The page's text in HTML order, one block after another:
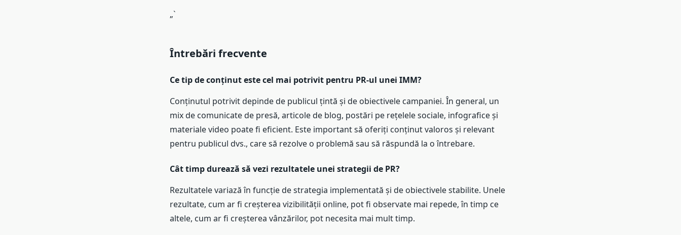
„`
Întrebări frecvente
Ce tip de conținut este cel mai potrivit pentru PR-ul unei IMM?
Conținutul potrivit depinde de publicul țintă și de obiectivele campaniei. În general, un
mix de comunicate de presă, articole de blog, postări pe rețelele sociale, infografice și
materiale video poate fi eficient. Este important să oferiți conținut valoros și relevant
pentru publicul dvs., care să rezolve o problemă sau să răspundă la o întrebare.
Cât timp durează să vezi rezultatele unei strategii de PR?
Rezultatele variază în funcție de strategia implementată și de obiectivele stabilite. Unele
rezultate, cum ar fi creșterea vizibilității online, pot fi observate mai repede, în timp ce
altele, cum ar fi creșterea vânzărilor, pot necesita mai mult timp.